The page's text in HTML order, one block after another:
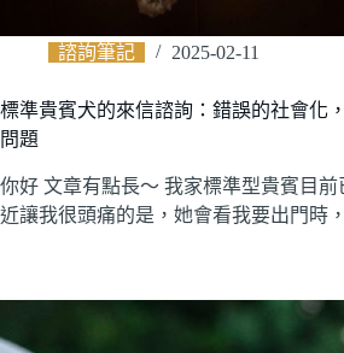
諮詢筆記 2025-02-11
標準貴賓犬的來信諮詢：錯誤的社會化
問題
你好 文章有點長～ 我家標準型貴賓目前
近讓我很頭痛的是，她會看我要出門時